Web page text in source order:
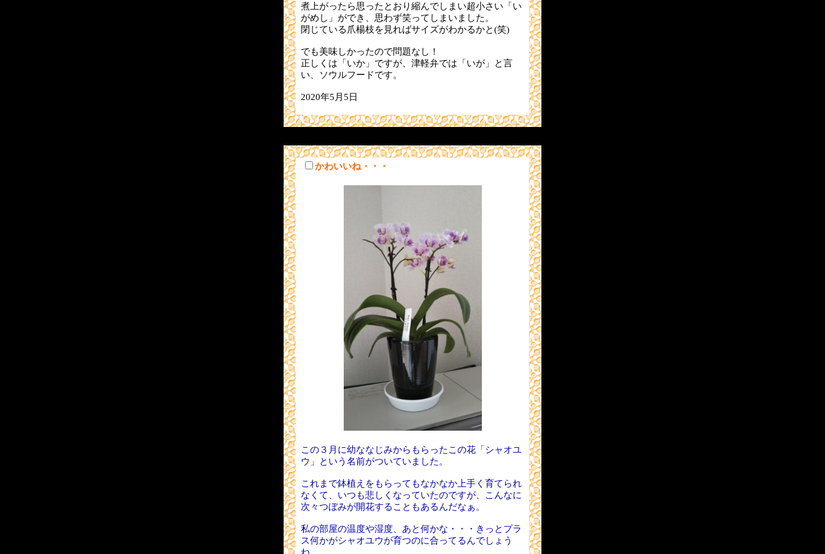
煮上がったら思ったとおり縮んでしまい超小さい「い
がめし」ができ、思わず笑ってしまいました。
閉じている爪楊枝を見ればサイズがわかるかと(笑)
でも美味しかったので問題なし！
正しくは「いか」ですが、津軽弁では「いが」と言
い、ソウルフードです。
2020年5月5日
かわいいね・・・
この３月に幼ななじみからもらったこの花「シャオユ
ウ」という名前がついていました。
これまで鉢植えをもらってもなかなか上手く育てられ
なくて、いつも悲しくなっていたのですが、こんなに
次々つぼみが開花することもあるんだなぁ。
私の部屋の温度や湿度、あと何かな・・・きっとプラ
ス何かがシャオユウが育つのに合ってるんでしょう